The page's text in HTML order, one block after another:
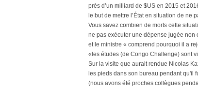
près d’un milliard de $US en 2015 et
le but de mettre l’État en situation de
Vous savez combien de morts cette
ne pas exécuter une dépense jugée non
et le ministre « comprend pourquoi il a
«les études (de Congo Challenge) sont
Sur la visite que aurait rendue Nicolas
les pieds dans son bureau pendant qu'il
(nous avons été proches collègues